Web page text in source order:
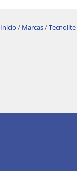
Inicio / Marcas/Tecnolite